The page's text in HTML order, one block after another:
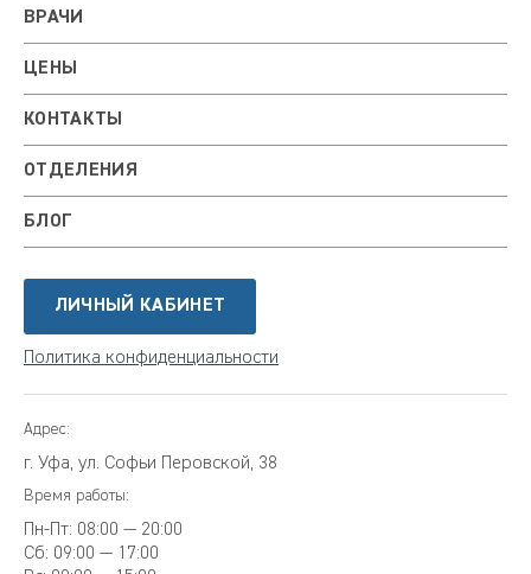
ВРАЧИ
ЦЕНЫ
КОНТАКТЫ
ОТДЕЛЕНИЯ
БЛОГ
ЛИЧНЫЙ КАБИНЕТ
Политика конфиденциальности
Адрес:
г. Уфа, ул. Софьи Перовской, 38
Время работы:
Пн-Пт: 08:00 — 20:00
Сб: 09:00 — 17:00